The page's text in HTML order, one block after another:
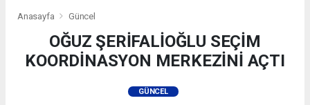
Anasayfa Güncel
OĞUZ ŞERİFALİOĞLU SEÇİM
KOORDİNASYON MERKEZİNİ AÇTI
GÜNCEL